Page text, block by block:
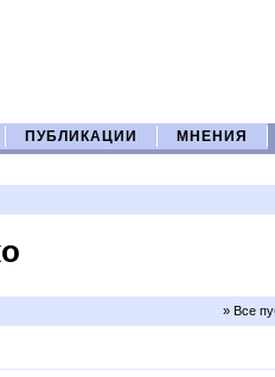
ПУБЛИКАЦИИ МНЕНИЯ
» Все